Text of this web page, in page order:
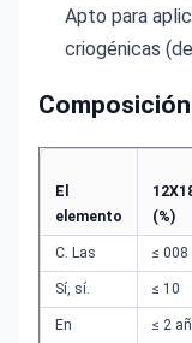
Apto para
criogénicas
El
elemento
(%)
C. Las ≤ 008
Sí, sí. ≤ 10
En ≤ 2